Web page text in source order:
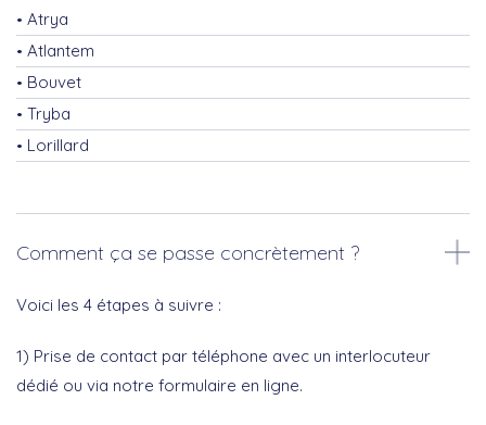
Atrya
Atlantem
Bouvet
Tryba
Lorillard
Comment ça se passe concrètement ?
Voici les 4 étapes à suivre :
1) Prise de contact par téléphone avec un interlocuteur
dédié ou via notre formulaire en ligne.